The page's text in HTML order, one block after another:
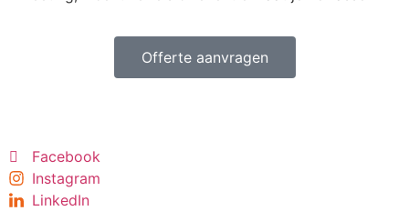
Offerte aanvragen
Facebook
Instagram
LinkedIn